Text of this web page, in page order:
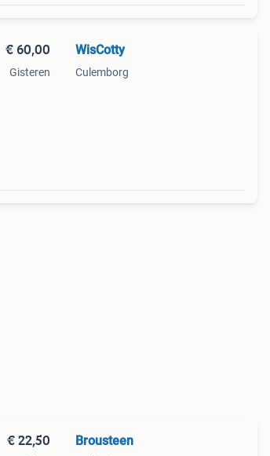
€ 60,00
Gisteren
WisCotty
Culemborg
€ 22,50 Brousteen